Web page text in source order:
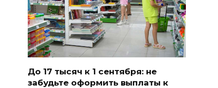
До 17 тысяч к 1 сентября: не
забудьте оформить выплаты к